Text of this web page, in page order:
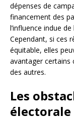
dépenses de
financement des
l’influence indue
Cependant, si ces
équitable, elles
avantager certains
des autres.
Les
électorale